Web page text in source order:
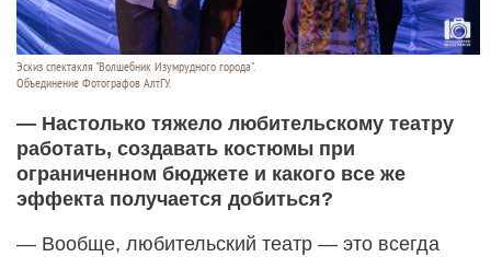
Эскиз спектакля "Волшебник Изумрудного города".
Объединение Фотографов АлтГУ.
— Настолько тяжело любительскому театру
работать, создавать костюмы при
ограниченном бюджете и какого все же
эффекта получается добиться?
— Вообще, любительский театр — это всегда